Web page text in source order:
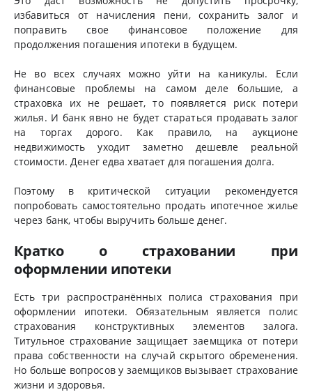
избавиться от начисления пени, сохранить залог и
поправить свое финансовое положение для
продолжения погашения ипотеки в будущем.
Не во всех случаях можно уйти на каникулы. Если
финансовые проблемы на самом деле большие, а
страховка их не решает, то появляется риск потери
жилья. И банк явно не будет стараться продавать залог
на торгах дорого. Как правило, на аукционе
недвижимость уходит заметно дешевле реальной
стоимости. Денег едва хватает для погашения долга.
Поэтому в критической ситуации рекомендуется
попробовать самостоятельно продать ипотечное жилье
через банк, чтобы выручить больше денег.
Кратко о страховании при
оформлении ипотеки
Есть три распространённых полиса страхования при
оформлении ипотеки. Обязательным является полис
страхования конструктивных элементов залога.
Титульное страхование защищает заемщика от потери
права собственности на случай скрытого обременения.
Но больше вопросов у заемщиков вызывает страхование
жизни и здоровья.